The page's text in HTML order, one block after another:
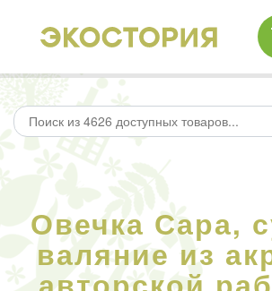
Овечка Сара,
валяние из